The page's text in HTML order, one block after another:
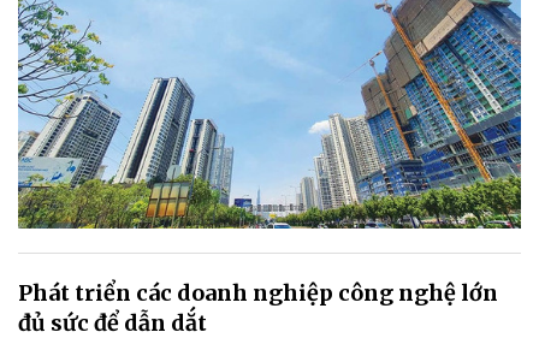
Phát triển các doanh nghiệp công nghệ lớn
đủ sức để dẫn dắt